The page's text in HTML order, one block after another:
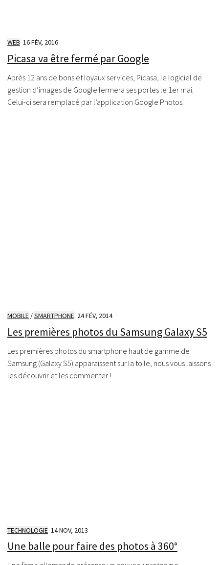
WEB 16 FÉV, 2016
Picasa va être fermé par Google
Après 12 ans de bons et loyaux services, Picasa, le logiciel de
gestion d’images de Google fermera ses portes le 1er mai.
Celui-ci sera remplacé par l’application Google Photos.
MOBILE /SMARTPHONE 24 FÉV, 2014
Les premières photos du Samsung Galaxy S5
Les premières photos du smartphone haut de gamme de
Samsung (Galaxy S5) apparaissent sur la toile, nous vous laissons
les découvrir et les commenter !
TECHNOLOGIE 14 NOV, 2013
Une balle pour faire des photos à 360°